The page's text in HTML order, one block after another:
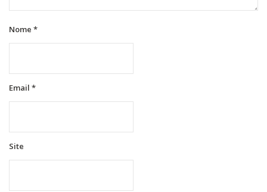
Nome *
Email *
Site